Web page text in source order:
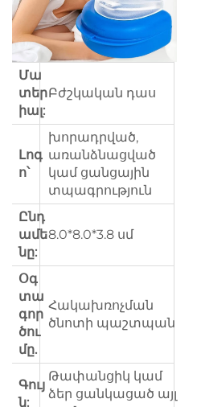
Մա
տեր
իալ:
Բժշկական դաս
Լոգ
ո՝
խորադրված,
առանձնացված
կամ ցանցային
տպագրություն
Ընդ
ամե
նը:
8.0*8.0*3.8 սմ
Օգ
տա
գոր
ծու
մը.
Հակախռոչման
ծնոտի պաշտպան
Գույ
ն:
Թափանցիկ կամ
ձեր ցանկացած այլ